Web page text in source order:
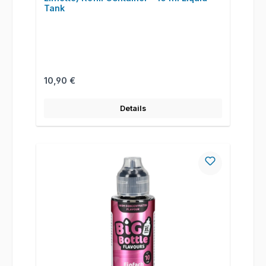
Tank
Regulärer Preis:
10,90 €
Details